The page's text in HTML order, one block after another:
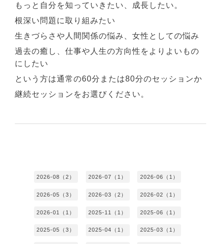
もっと自分を知っていきたい、成長したい。
根深い問題に取り組みたい
生きづらさや人間関係の悩み、女性としての悩み
過去の癒し、仕事や人生の方向性をよりよいもの
にしたい
という方は通常の60分または80分のセッションか
継続セッションをお選びください。
2026-08（2） 2026-07（1） 2026-06（1）
2026-05（3） 2026-03（2） 2026-02（1）
2026-01（1） 2025-11（1） 2025-06（1）
2025-05（3） 2025-04（1） 2025-03（1）